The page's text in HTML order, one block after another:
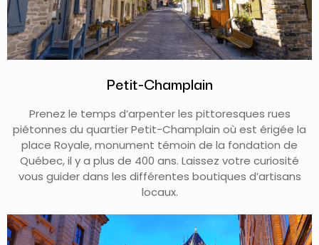
Petit-Champlain
Prenez le temps d’arpenter les pittoresques rues
piétonnes du quartier Petit-Champlain où est érigée la
place Royale, monument témoin de la fondation de
Québec, il y a plus de 400 ans. Laissez votre curiosité
vous guider dans les différentes boutiques d’artisans
locaux.